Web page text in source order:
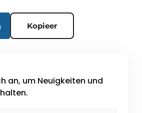
Kopieer
an, um Neuigkeiten und